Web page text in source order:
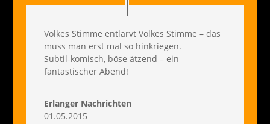
Volkes Stimme entlarvt Volkes Stimme – das
muss man erst mal so hinkriegen.
Subtil-komisch, böse ätzend – ein
fantastischer Abend!
Erlanger Nachrichten
01.05.2015